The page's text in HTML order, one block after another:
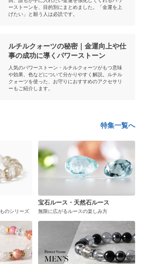
ーストーンを、目的別にまとめました。「金運を上
げたい」と願う人は必読です。
ルチルクォーツの秘密｜金運向上や仕
事の成功に導くパワーストーン
人気のパワーストーン・ルチルクォーツがもつ意味
や効果、色などについて分かりやすく解説。ルチル
クォーツを使った、お守りにおすすめのアクセサリ
ーもご紹介します。
特集一覧へ
のシリーズ
宝石ルース・天然石ルース
無限に広がるルースの楽しみ方